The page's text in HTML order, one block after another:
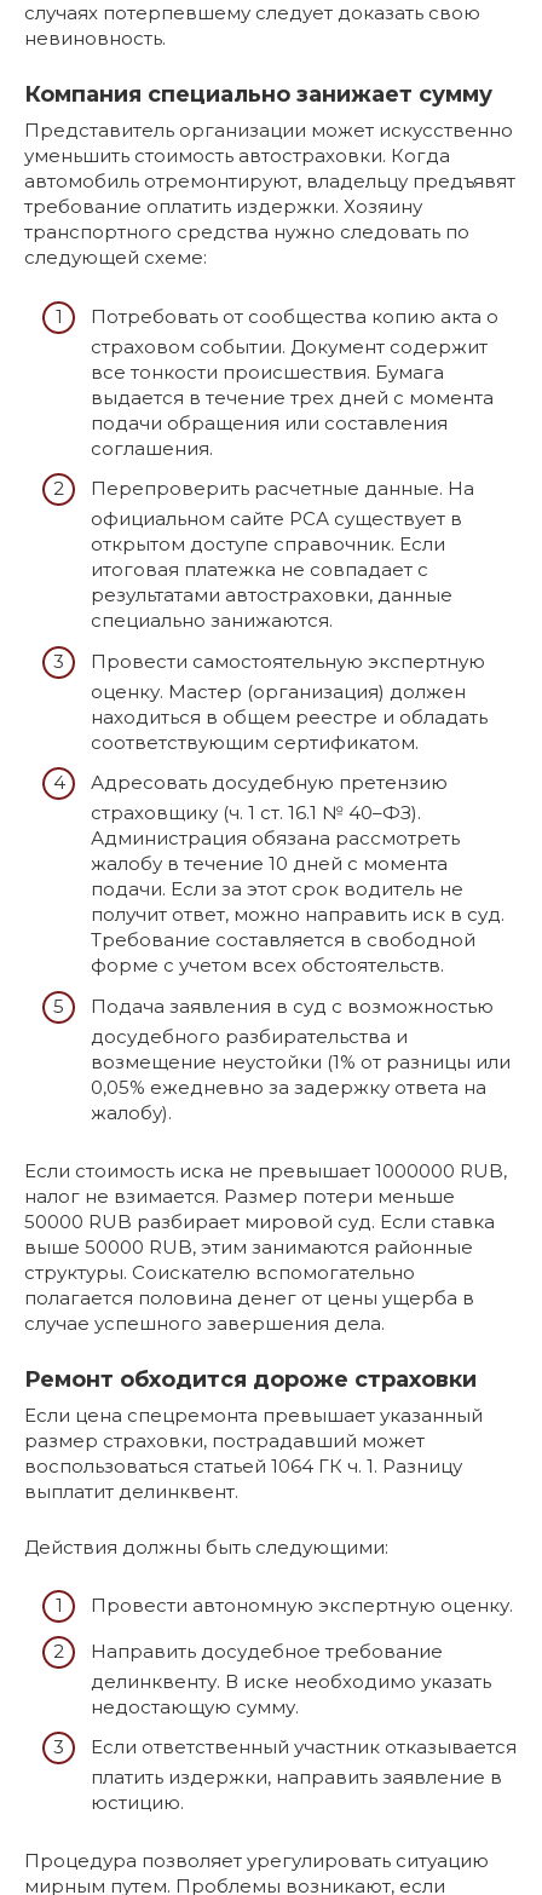
случаях потерпевшему следует доказать свою
невиновность.
Компания специально занижает сумму
Представитель организации может искусственно
уменьшить стоимость автостраховки. Когда
автомобиль отремонтируют, владельцу предъявят
требование оплатить издержки. Хозяину
транспортного средства нужно следовать по
следующей схеме:
Потребовать от сообщества копию акта о
страховом событии. Документ содержит
все тонкости происшествия. Бумага
выдается в течение трех дней с момента
подачи обращения или составления
соглашения.
Перепроверить расчетные данные. На
официальном сайте РСА существует в
открытом доступе справочник. Если
итоговая платежка не совпадает с
результатами автостраховки, данные
специально занижаются.
Провести самостоятельную экспертную
оценку. Мастер (организация) должен
находиться в общем реестре и обладать
соответствующим сертификатом.
Адресовать досудебную претензию
страховщику (ч. 1 ст. 16.1 № 40–ФЗ).
Администрация обязана рассмотреть
жалобу в течение 10 дней с момента
подачи. Если за этот срок водитель не
получит ответ, можно направить иск в суд.
Требование составляется в свободной
форме с учетом всех обстоятельств.
Подача заявления в суд с возможностью
досудебного разбирательства и
возмещение неустойки (1% от разницы или
0,05% ежедневно за задержку ответа на
жалобу).
Если стоимость иска не превышает 1000000 RUB,
налог не взимается. Размер потери меньше
50000 RUB разбирает мировой суд. Если ставка
выше 50000 RUB, этим занимаются районные
структуры. Соискателю вспомогательно
полагается половина денег от цены ущерба в
случае успешного завершения дела.
Ремонт обходится дороже страховки
Если цена спецремонта превышает указанный
размер страховки, пострадавший может
воспользоваться статьей 1064 ГК ч. 1. Разницу
выплатит делинквент.
Действия должны быть следующими:
Провести автономную экспертную оценку.
Направить досудебное требование
делинквенту. В иске необходимо указать
недостающую сумму.
Если ответственный участник отказывается
платить издержки, направить заявление в
юстицию.
Процедура позволяет урегулировать ситуацию
мирным путем. Проблемы возникают, если